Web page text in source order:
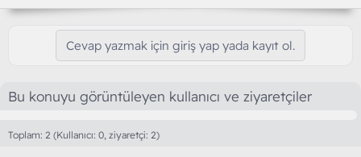
Cevap yazmak için giriş yap yada kayıt ol.
Bu konuyu görüntüleyen kullanıcı ve ziyaretçiler
Toplam: 2 (Kullanıcı: 0, ziyaretçi: 2)